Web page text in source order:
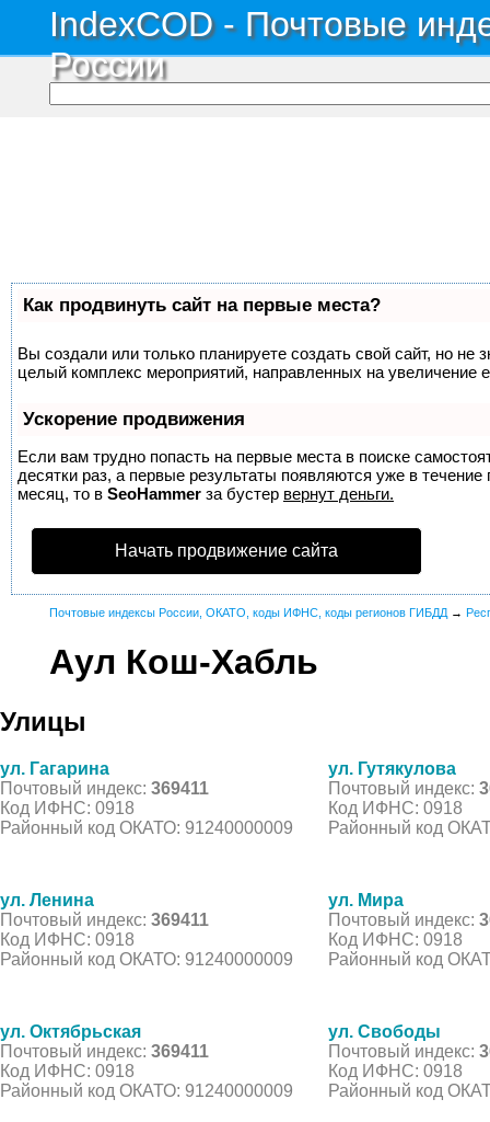
IndexCOD - Почтовые
России
Как продвинуть сайт на первые места?
Вы создали или только планируете создать свой сайт, но не
целый комплекс мероприятий, направленных на увеличение
Ускорение продвижения
Если вам трудно попасть на первые места в поиске
десятки раз, а первые результаты появляются уже в
месяц, то в SeoHammer за бустер вернут деньги.
Начать продвижение сайта
Почтовые индексы России, ОКАТО, коды ИФНС, коды регионов ГИБДД →
Аул Кош-Хабль
Улицы
ул. Гагарина
Почтовый индекс: 369411
Код ИФНС: 0918
Районный код ОКАТО: 91240000009
ул. Гутякулова
Почтовый индекс:
Код ИФНС: 0918
Районный код
ул. Ленина
Почтовый индекс: 369411
Код ИФНС: 0918
Районный код ОКАТО: 91240000009
ул. Мира
Почтовый индекс:
Код ИФНС: 0918
Районный код
ул. Октябрьская
Почтовый индекс: 369411
Код ИФНС: 0918
Районный код ОКАТО: 91240000009
ул. Свободы
Почтовый индекс:
Код ИФНС: 0918
Районный код